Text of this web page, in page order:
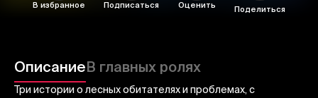
В избранное Подписаться Оценить Поделиться
ОписаниеВ главных ролях
Три истории о лесных обитателях и проблемах, с
1 2 3
Отправить